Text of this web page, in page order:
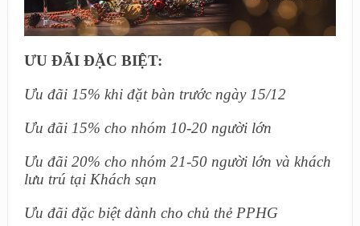
ƯU ĐÃI ĐẶC BIỆT:
Ưu đãi 15% khi đặt bàn trước ngày 15/12
Ưu đãi 15% cho nhóm 10-20 người lớn
Ưu đãi 20% cho nhóm 21-50 người lớn và khách
lưu trú tại Khách sạn
Ưu đãi đặc biệt dành cho chủ thẻ PPHG